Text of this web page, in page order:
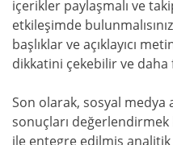
içerikler paylaşmalı ve
etkileşimde
başlıklar ve açıklayıcı
dikkatini çekebilir ve daha
Son olarak, sosyal medya
sonuçları
ile entegre edilmiş